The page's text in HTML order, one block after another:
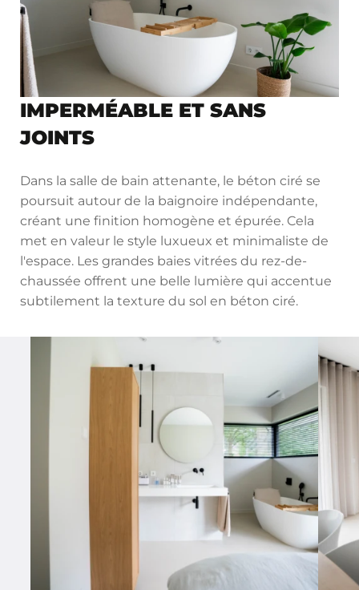
IMPERMÉABLE ET SANS
JOINTS
Dans la salle de bain attenante, le béton ciré se
poursuit autour de la baignoire indépendante,
créant une finition homogène et épurée. Cela
met en valeur le style luxueux et minimaliste de
l'espace. Les grandes baies vitrées du rez-de-
chaussée offrent une belle lumière qui accentue
subtilement la texture du sol en béton ciré.